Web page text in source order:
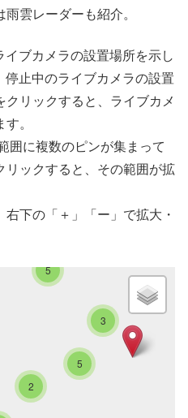
雲レーダーも紹介。
イブカメラの設置場所を示し
停止中のライブカメラの設置
リックすると、ライブカメ
。
囲に複数のピンが集まって
リックすると、その範囲が拡
下の「＋」「ー」で拡大・
5
2
3
5